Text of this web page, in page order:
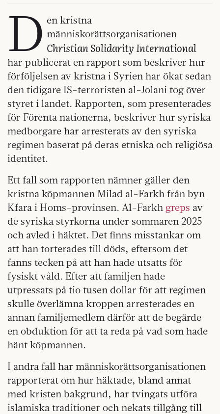
D en kristna
människorättsorganisationen
Christian Solidarity International
har publicerat en rapport som beskriver hur
förföljelsen av kristna i Syrien har ökat sedan
den tidigare IS-terroristen al-Jolani tog över
styret i landet. Rapporten, som presenterades
för Förenta nationerna, beskriver hur syriska
medborgare har arresterats av den syriska
regimen baserat på deras etniska och religiösa
identitet.
Ett fall som rapporten nämner gäller den
kristna köpmannen Milad al-Farkh från byn
Kfara i Homs-provinsen. Al-Farkh greps av
de syriska styrkorna under sommaren 2025
och avled i häktet. Det finns misstankar om
att han torterades till döds, eftersom det
fanns tecken på att han hade utsatts för
fysiskt våld. Efter att familjen hade
utpressats på tio tusen dollar för att regimen
skulle överlämna kroppen arresterades en
annan familjemedlem därför att de begärde
en obduktion för att ta reda på vad som hade
hänt köpmannen.
I andra fall har människorättsorganisationen
rapporterat om hur häktade, bland annat
med kristen bakgrund, har tvingats utföra
islamiska traditioner och nekats tillgång till